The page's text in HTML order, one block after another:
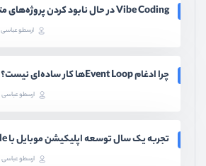
Vibe Coding در حال نابود کردن پروژه‌های متن‌باز است
ارسطو عباسی
چرا ادغام Event Loopها کار ساده‌ای نیست؟
ارسطو عباسی
تجربه یک سال توسعه اپلیکیشن موبایل با GoMobile
ارسطو عباسی